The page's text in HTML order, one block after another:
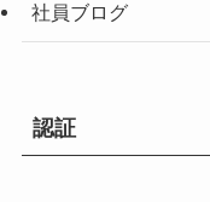
社員ブログ
認証